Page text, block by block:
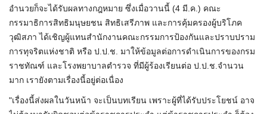
อำนวยก็จะได้รับผลทางกฎหมาย ซึ่งเมื่อวานนี้ (4 มี.ค.) คณะ
กรรมาธิการสิทธิมนุษยชน สิทธิเสรีภาพ และการคุ้มครองผู้บริโภค
วุฒิสภา ได้เชิญผู้แทนสำนักงานคณะกรรมการป้องกันและปราบปราม
การทุจริตแห่งชาติ หรือ ป.ป.ช. มาให้ข้อมูลต่อการดำเนินการของกรม
ราชทัณฑ์ และโรงพยาบาลตำรวจ ที่มีผู้ร้องเรียนต่อ ป.ป.ช.จำนวน
มาก เรายังตามเรื่องนี้อยู่ต่อเนื่อง
"เรื่องนี้ส่งผลในวันหน้า จะเป็นบทเรียน เพราะผู้ที่ได้รับประโยชน์ อาจ